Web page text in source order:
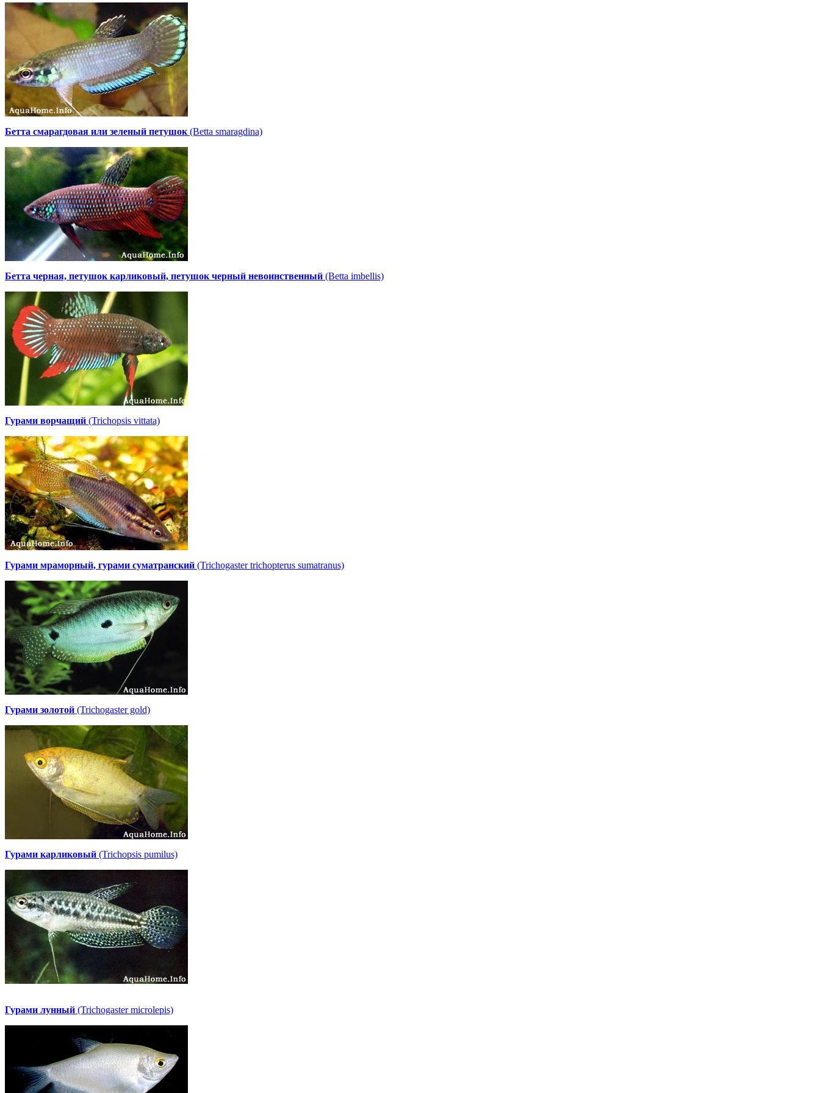
Бетта смарагдовая или зеленый петушок (Betta smaragdina)
Бетта черная, петушок карликовый, петушок черный невоинственный (Betta imbellis)
Гурами ворчащий (Trichopsis vittata)
Гурами мраморный, гурами суматранский (Trichogaster trichopterus sumatranus)
Гурами золотой (Trichogaster gold)
Гурами карликовый (Trichopsis pumilus)
Гурами лунный (Trichogaster microlepis)